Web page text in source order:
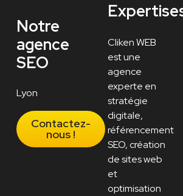
Notre
agence
SEO
Lyon
Contactez-
nous !
Cliken WEB
est une
agence
experte en
stratégie
digitale,
référencement
SEO, création
de sites web
et
optimisation